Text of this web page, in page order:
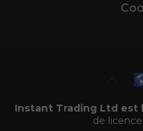
Instant Trading Ltd est
de